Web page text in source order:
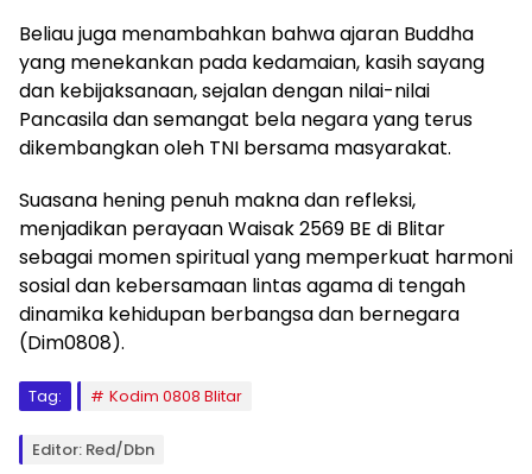
Beliau juga menambahkan bahwa ajaran Buddha
yang menekankan pada kedamaian, kasih sayang
dan kebijaksanaan, sejalan dengan nilai-nilai
Pancasila dan semangat bela negara yang terus
dikembangkan oleh TNI bersama masyarakat.
Suasana hening penuh makna dan refleksi,
menjadikan perayaan Waisak 2569 BE di Blitar
sebagai momen spiritual yang memperkuat harmoni
sosial dan kebersamaan lintas agama di tengah
dinamika kehidupan berbangsa dan bernegara
(Dim0808).
Tag: Kodim 0808 Blitar
Editor: Red/Dbn